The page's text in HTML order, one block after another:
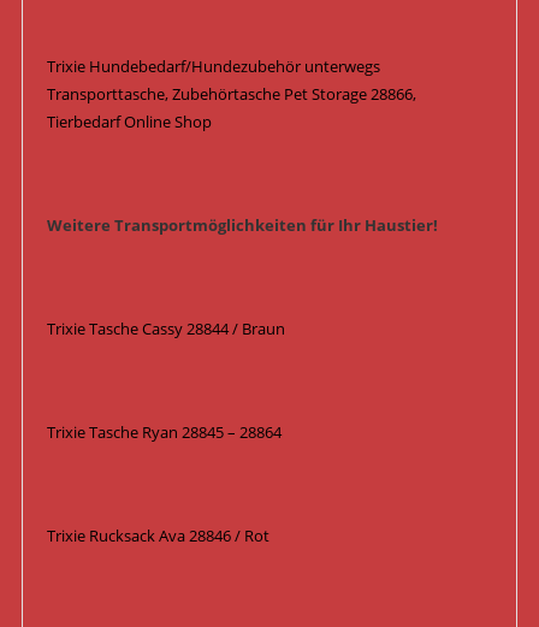
Trixie Hundebedarf/Hundezubehör unterwegs
Transporttasche, Zubehörtasche Pet Storage 28866,
Tierbedarf Online Shop
Weitere Transportmöglichkeiten für Ihr Haustier!
Trixie Tasche Cassy 28844 / Braun
Trixie Tasche Ryan 28845 – 28864
Trixie Rucksack Ava 28846 / Rot